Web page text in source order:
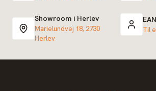
Showroom i Herlev
Marielundvej 18, 2730
Herlev
Til